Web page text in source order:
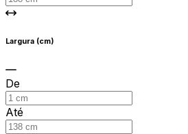
Largura (cm)
De
Até